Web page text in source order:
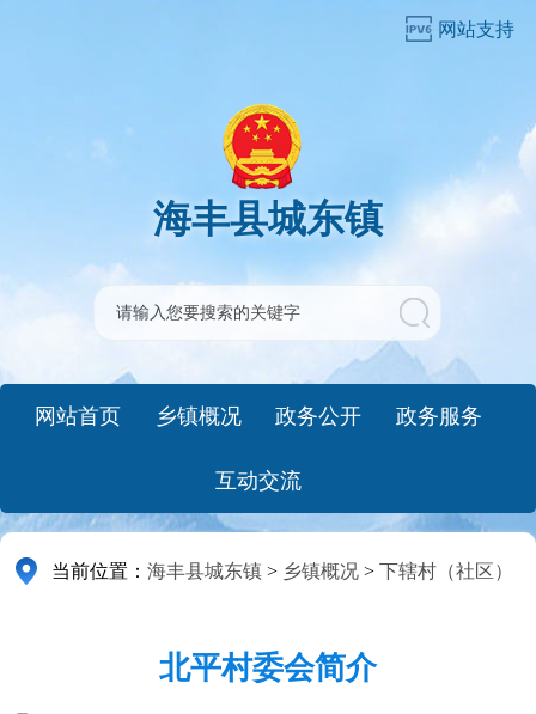
网站支持
海丰县城东镇
网站首页 乡镇概况 政务公开 政务服务
互动交流
当前位置： 海丰县城东镇> 乡镇概况> 下辖村（社区）
北平村委会简介